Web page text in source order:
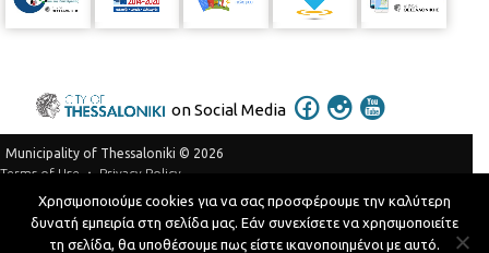
on Social Media
Municipality of Thessaloniki © 2026
Terms of Use
Privacy Policy
Telephone Catalog
Developed byMyCompany Projects
Χρησιμοποιούμε cookies για να σας προσφέρουμε την καλύτερη
δυνατή εμπειρία στη σελίδα μας. Εάν συνεχίσετε να χρησιμοποιείτε
τη σελίδα, θα υποθέσουμε πως είστε ικανοποιημένοι με αυτό.